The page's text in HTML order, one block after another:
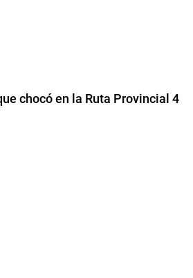
chocó en la Ruta Provincial 4